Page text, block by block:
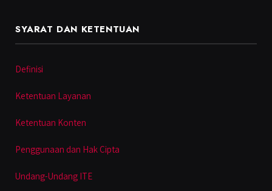
SYARAT DAN KETENTUAN
Definisi
Ketentuan Layanan
Ketentuan Konten
Penggunaan dan Hak Cipta
Undang-Undang ITE